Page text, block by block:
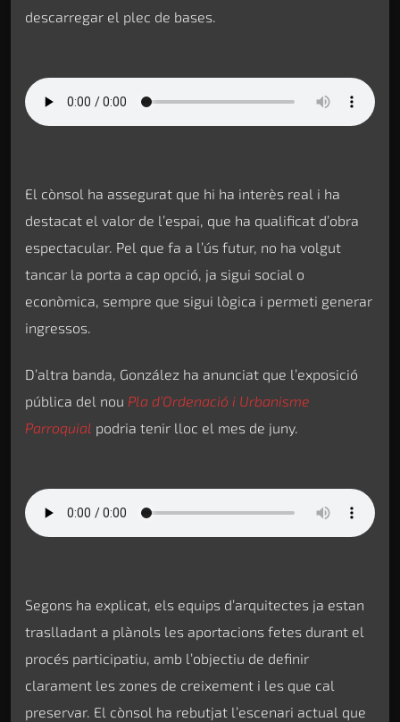
descarregar el plec de bases.
El cònsol ha assegurat que hi ha interès real i ha
destacat el valor de l’espai, que ha qualificat d’obra
espectacular. Pel que fa a l’ús futur, no ha volgut
tancar la porta a cap opció, ja sigui social o
econòmica, sempre que sigui lògica i permeti generar
ingressos.
D’altra banda, González ha anunciat que l’exposició
pública del nou Pla d’Ordenació i Urbanisme
Parroquial podria tenir lloc el mes de juny.
Segons ha explicat, els equips d’arquitectes ja estan
traslladant a plànols les aportacions fetes durant el
procés participatiu, amb l’objectiu de definir
clarament les zones de creixement i les que cal
preservar. El cònsol ha rebutjat l’escenari actual que